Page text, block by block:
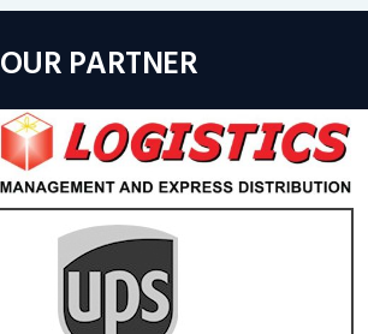
OUR PARTNER